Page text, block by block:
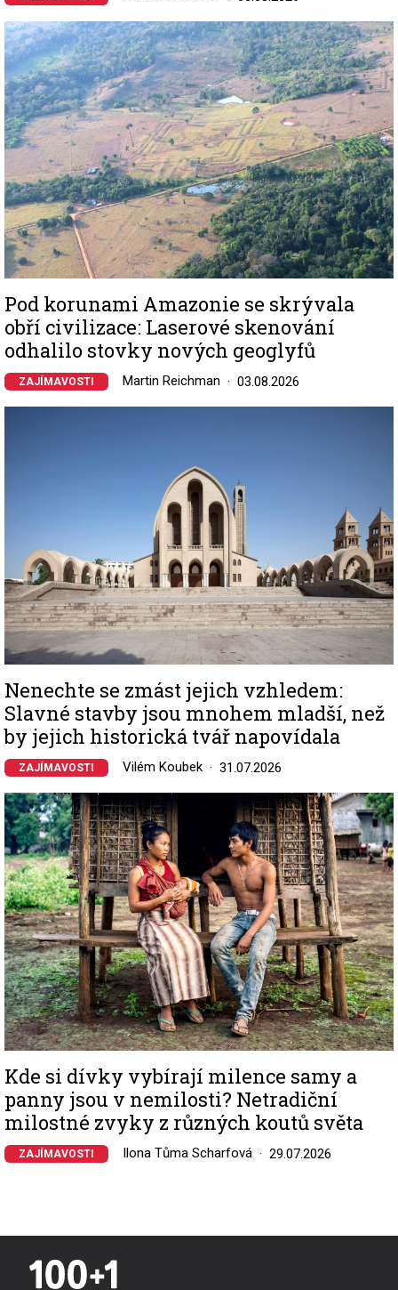
Image
Pod korunami Amazonie se skrývala
obří civilizace: Laserové skenování
odhalilo stovky nových geoglyfů
ZAJÍMAVOSTI Martin Reichman 03.08.2026
Nenechte se zmást jejich vzhledem:
Slavné stavby jsou mnohem mladší, než
by jejich historická tvář napovídala
ZAJÍMAVOSTI Vilém Koubek 31.07.2026
Image
Kde si dívky vybírají milence samy a
panny jsou v nemilosti? Netradiční
milostné zvyky z různých koutů světa
ZAJÍMAVOSTI Ilona Tůma Scharfová 29.07.2026